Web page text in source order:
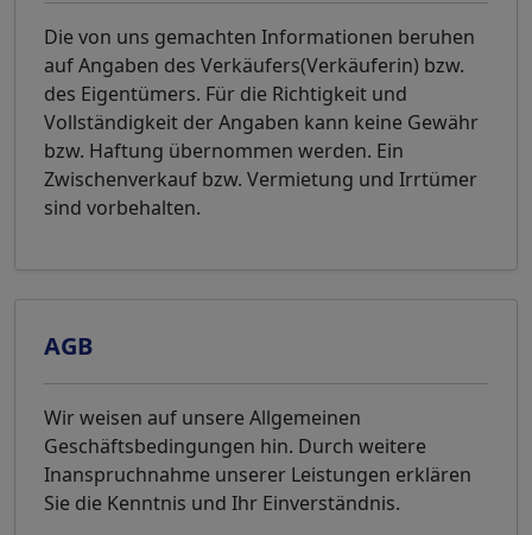
Die von uns gemachten Informationen beruhen
auf Angaben des Verkäufers(Verkäuferin) bzw.
des Eigentümers. Für die Richtigkeit und
Vollständigkeit der Angaben kann keine Gewähr
bzw. Haftung übernommen werden. Ein
Zwischenverkauf bzw. Vermietung und Irrtümer
sind vorbehalten.
AGB
Wir weisen auf unsere Allgemeinen
Geschäftsbedingungen hin. Durch weitere
Inanspruchnahme unserer Leistungen erklären
Sie die Kenntnis und Ihr Einverständnis.